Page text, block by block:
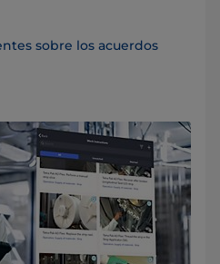
sobre los acuerdos